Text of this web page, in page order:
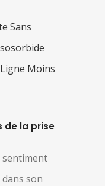
Sans
Moins
de la prise
sentiment
son